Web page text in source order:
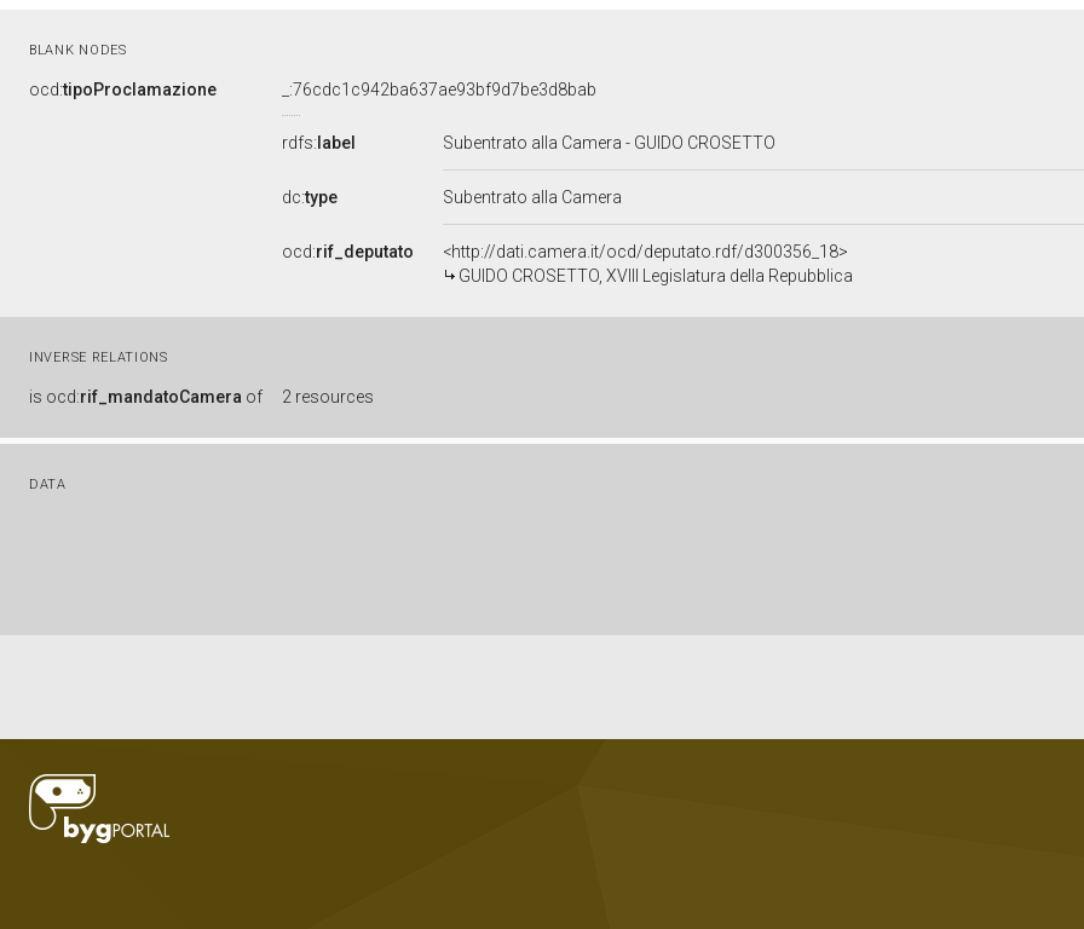
BLANK NODES
ocd:tipoProclamazione _:76cdc1c942ba637ae93bf9d7be3d8bab
rdfs: label Subentrato alla Camera - GUIDO CROSETTO
dc:type Subentrato alla Camera
ocd:rif_deputato
<http://dati.camera.it/ocd/deputato.rdf/d300356_18>
GUIDO CROSETTO, XVIII Legislatura della Repubblica
INVERSE RELATIONS
is ocd:rif_mandatoCamera of 2 resources
DATA